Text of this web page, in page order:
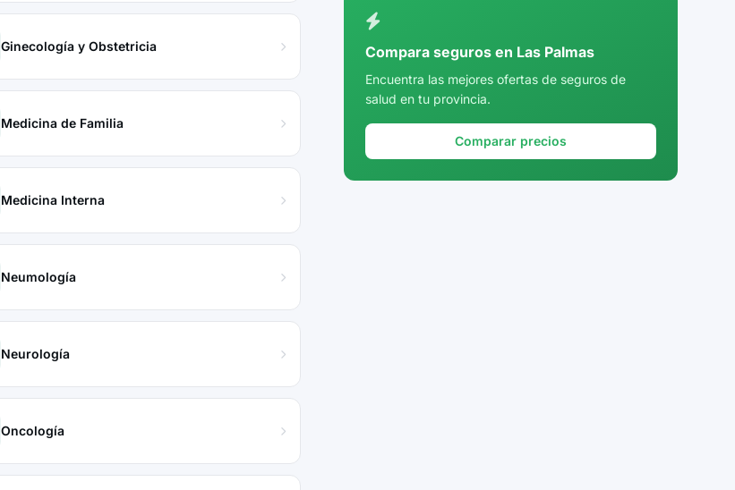
Ginecología y Obstetricia
Medicina de Familia
Medicina Interna
Neumología
Neurología
Oncología
Córdoba
Cuenca
Girona
Compara seguros en Las Palmas
Encuentra las mejores ofertas de seguros de
salud en tu provincia.
Comparar precios